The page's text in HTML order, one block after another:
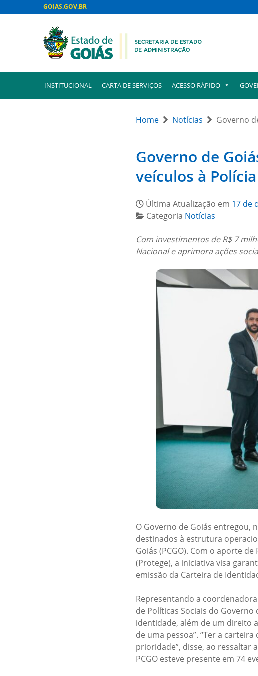
GOIAS.GOV.BR
INSTITUCIONAL CARTA DE SERVIÇOS ACESSO RÁPIDO
Home Notícias Governo
Governo de
veículos à
Última Atualização em 17 de
Categoria Notícias
Com investimentos de R$ 7
Nacional e aprimora ações
O Governo de Goiás entregou,
destinados à estrutura
Goiás (PCGO). Com o aporte
(Protege), a iniciativa visa
emissão da Carteira de
Representando a
de Políticas Sociais do
identidade, além de um direito
de uma pessoa”. “Ter a
prioridade”, disse, ao ressaltar
PCGO esteve presente em 74